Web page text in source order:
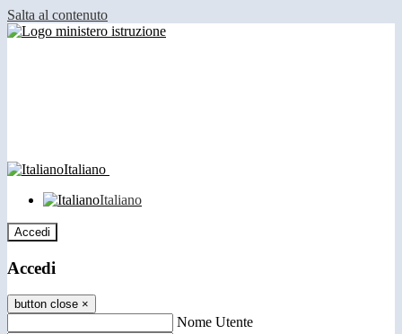
Salta al contenuto
Italiano
Italiano
Accedi
Accedi
button close ×
Nome Utente